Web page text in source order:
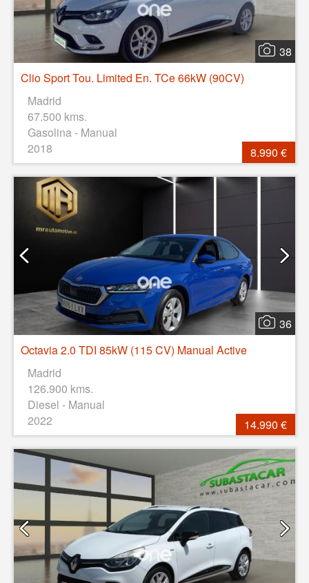
38
Clio Sport Tou. Limited En. TCe 66kW (90CV)
Madrid
67.500 kms.
Gasolina - Manual
2018
8.990 €
36
Octavia 2.0 TDI 85kW (115 CV) Manual Active
Madrid
126.900 kms.
Diesel - Manual
2022
14.990 €